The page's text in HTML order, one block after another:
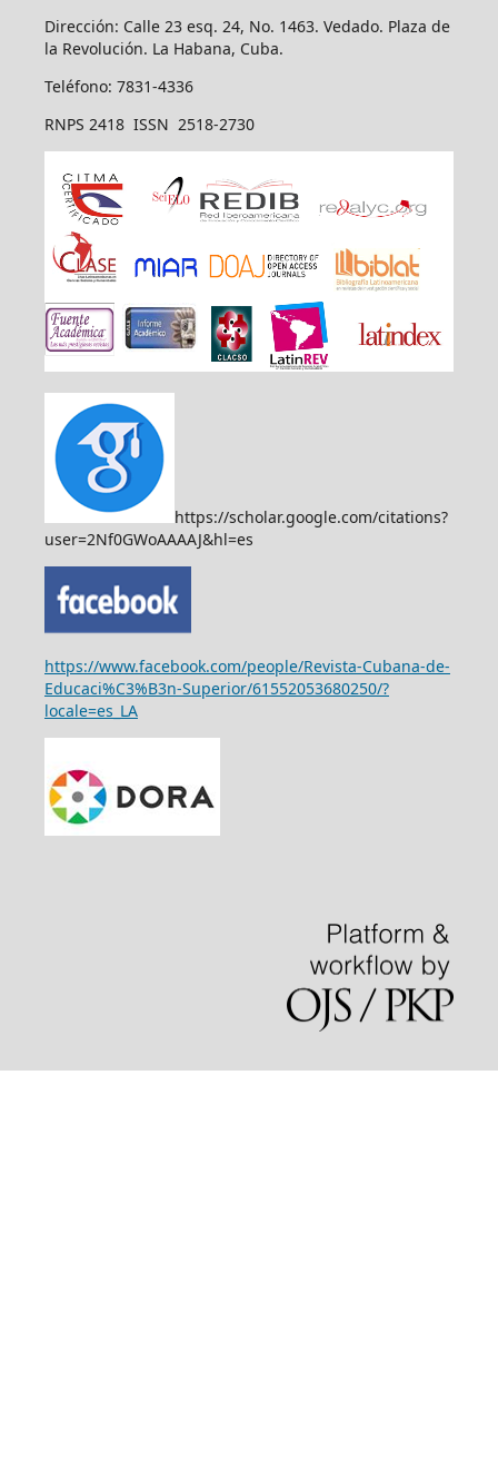
Dirección: Calle 23 esq. 24, No. 1463. Vedado. Plaza de
la Revolución. La Habana, Cuba.
Teléfono: 7831-4336
RNPS 2418 ISSN 2518-2730
https://scholar.google.com/citations?
user=2Nf0GWoAAAAJ&hl=es
https://www.facebook.com/people/Revista-Cubana-de-
Educaci%C3%B3n-Superior/61552053680250/?
locale=es_LA